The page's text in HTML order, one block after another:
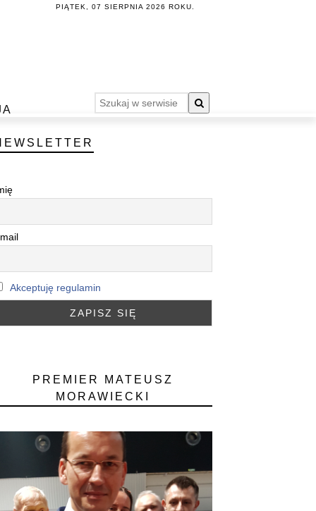
PIĄTEK, 07 SIERPNIA 2026 ROKU.
Akceptuję regulamin
PREMIER MATEUSZ
MORAWIECKI